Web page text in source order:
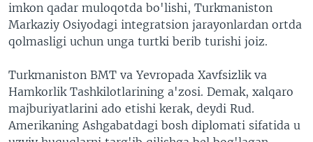
imkon qadar muloqotda bo'lishi, Turkmaniston
Markaziy Osiyodagi integratsion jarayonlardan ortda
qolmasligi uchun unga turtki berib turishi joiz.
Turkmaniston BMT va Yevropada Xavfsizlik va
Hamkorlik Tashkilotlarining a'zosi. Demak, xalqaro
majburiyatlarini ado etishi kerak, deydi Rud.
Amerikaning Ashgabatdagi bosh diplomati sifatida u